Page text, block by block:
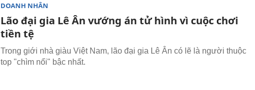
DOANH NHÂN
Lão đại gia Lê Ân vướng án tử hình vì cuộc chơi
tiền tệ
Trong giới nhà giàu Việt Nam, lão đại gia Lê Ân có lẽ là người thuộc
top "chìm nổi" bậc nhất.